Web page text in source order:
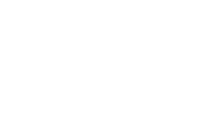
o via e-mail.